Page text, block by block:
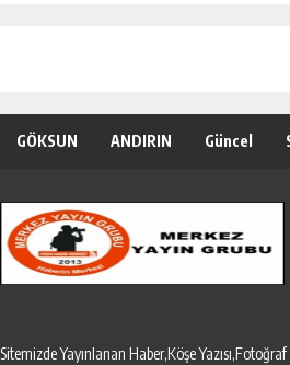
GÖKSUN ANDIRIN Güncel
Sitemizde Yayınlanan Haber,Köşe